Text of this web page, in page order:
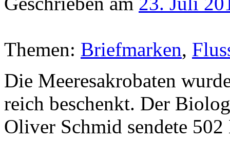
Themen: Briefmarken,
Die Meeresakrobaten
reich beschenkt. Der
Oliver Schmid sendete